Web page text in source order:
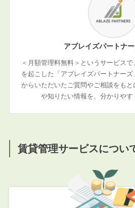
アブレイズパートナ
＜月額管理料無料＞というサービス
を起こした「アブレイズパートナー
からいただいたご質問やご相談をも
や知りたい情報を、分かりやす
賃貸管理サービスについ